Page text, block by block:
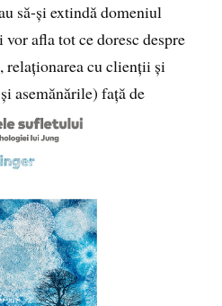
să-și extindă domeniul
afla tot ce doresc despre
relaționarea cu clienții și
asemănările) față de